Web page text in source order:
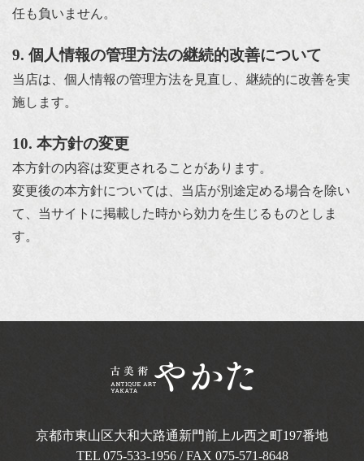
任も負いません。
9. 個人情報の管理方法の継続的改善について
当店は、個人情報の管理方法を見直し、継続的に改善を実
施します。
10. 本方針の変更
本方針の内容は変更されることがあります。
変更後の本方針については、当店が別途定める場合を除い
て、当サイトに掲載した時から効力を生じるものとしま
す。
京都市東山区大和大路通新門前上ル西之町197番地
TEL 075-533-1956/ FAX 075-571-8648